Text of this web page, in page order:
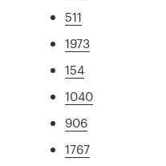
511
1973
154
1040
906
1767